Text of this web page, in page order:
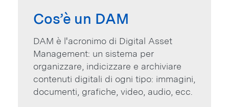
Cos’è un DAM
DAM è l'acronimo di Digital Asset
Management: un sistema per
organizzare, indicizzare e archiviare
contenuti digitali di ogni tipo: immagini,
documenti, grafiche, video, audio, ecc.